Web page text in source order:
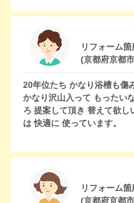
リフォーム箇
(京都府京都
20年位たち かなり浴槽も傷
かなり沢山入って もったい
ろ 提案して頂き 替えて欲
は 快適に 使っています。
リフォーム箇
(京都府京都